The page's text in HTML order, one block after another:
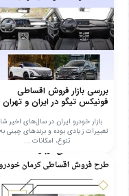
بررسی بازار فروش اقساطی
فونیکس تیگو در ایران و تهران
بازار خودرو ایران در سال‌های اخیر
تغییرات زیادی بوده و برندهای چینی
تنوع، امکانات ...